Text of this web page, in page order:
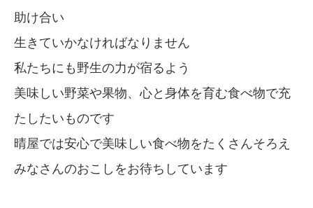
助け合い
生きていかなければなりません
私たちにも野生の力が宿るよう
美味しい野菜や果物、心と身体を育む食べ物で充
たしたいものです
晴屋では安心で美味しい食べ物をたくさんそろえ
みなさんのおこしをお待ちしています